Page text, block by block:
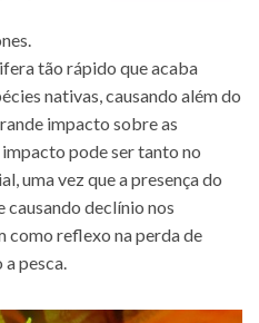
tão rápido que acaba
nativas, causando além do
impacto sobre as
pode ser tanto no
uma vez que a presença do
declínio nos
como reflexo na perda de
pesca.